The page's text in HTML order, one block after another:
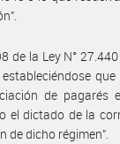
de la Ley N°
de pagarés
el dictado de la
de dicho régimen”.